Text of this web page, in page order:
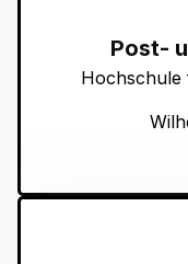
Post-
Hochschule